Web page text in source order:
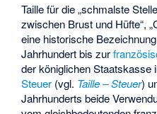
Taille für die „schmalste
zwischen Brust und Hüfte“,
eine historische
Jahrhundert bis zur
der königlichen Staatskasse
Steuer (vgl. Taille – Steuer)
Jahrhunderts beide